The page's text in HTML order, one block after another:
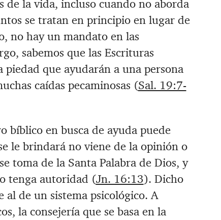
de la vida, incluso cuando no aborda
se tratan en principio en lugar de
no hay un mandato en las
sabemos que las Escrituras
que ayudarán a una persona
caídas pecaminosas (Sal. 19:7-
bíblico en busca de ayuda puede
le brindará no viene de la opinión o
toma de la Santa Palabra de Dios, y
tenga autoridad (Jn. 16:13). Dicho
de un sistema psicológico. A
la consejería que se basa en la